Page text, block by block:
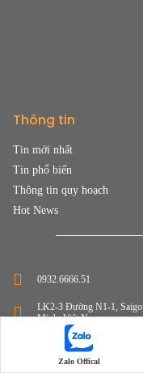
Thông tin
Tin mới nhất
Tin phổ biến
Thông tin quy hoạch
Hot News
0932.6666.51
LK2-3 Đường N1-1,
Minh, Việt Nam
info@tpiland.com
Zalo Offical